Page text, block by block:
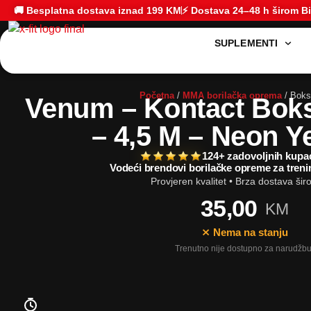
🚚 Besplatna dostava iznad 199 KM⚡ Dostava 24–48 h širom
SUPLEMENTI
Početna/ MMA borilačka oprema/ Boks
Venum – Kontact
– 4,5 M – Neon
124+ zadovoljnih
Vodeći brendovi borilačke opreme za
Provjeren kvalitet • Brza dostava
35,00 KM
⨯ Nema na stanju